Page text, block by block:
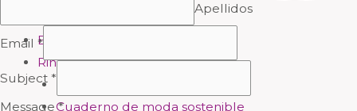
El proyecto
Rincón del Formador
Cuaderno de moda sostenible
Apellidos
Email *
Subject *
Message*